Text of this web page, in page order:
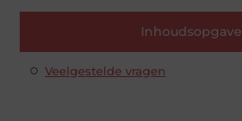
Inhoudsopgave
Veelgestelde vragen